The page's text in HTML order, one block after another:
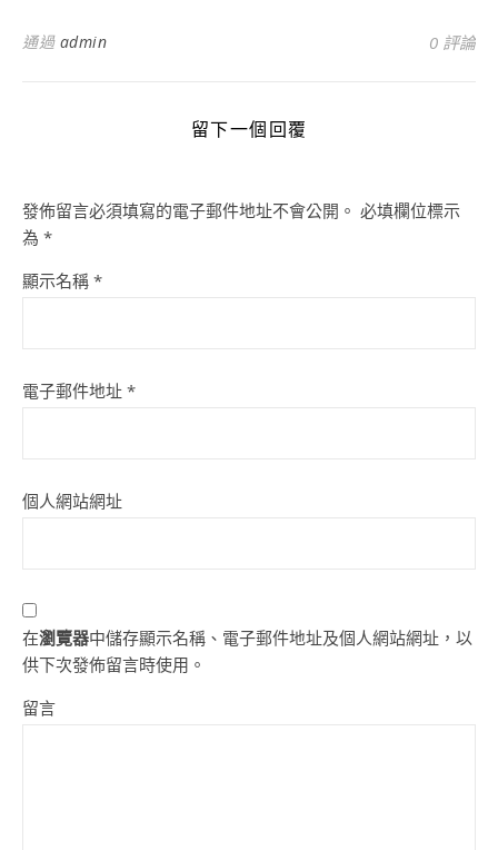
通過 admin 0 評論
留下一個回覆
發佈留言必須填寫的電子郵件地址不會公開。 必填欄位標示
為 *
顯示名稱 *
電子郵件地址 *
個人網站網址
在瀏覽器中儲存顯示名稱、電子郵件地址及個人網站網址，以
供下次發佈留言時使用。
留言